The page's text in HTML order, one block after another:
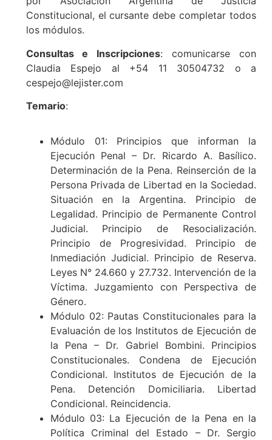
Constitucional, el cursante debe completar todos
los módulos.
Consultas e Inscripciones: comunicarse con
Claudia Espejo al +54 11 30504732 o a
cespejo@lejister.com
Temario:
Módulo 01: Principios que informan la
Ejecución Penal – Dr. Ricardo A. Basílico.
Determinación de la Pena. Reinserción de la
Persona Privada de Libertad en la Sociedad.
Situación en la Argentina. Principio de
Legalidad. Principio de Permanente Control
Judicial. Principio de Resocialización.
Principio de Progresividad. Principio de
Inmediación Judicial. Principio de Reserva.
Leyes N° 24.660 y 27.732. Intervención de la
Víctima. Juzgamiento con Perspectiva de
Género.
Módulo 02: Pautas Constitucionales para la
Evaluación de los Institutos de Ejecución de
la Pena – Dr. Gabriel Bombini. Principios
Constitucionales. Condena de Ejecución
Condicional. Institutos de Ejecución de la
Pena. Detención Domiciliaria. Libertad
Condicional. Reincidencia.
Módulo 03: La Ejecución de la Pena en la
Política Criminal del Estado – Dr. Sergio